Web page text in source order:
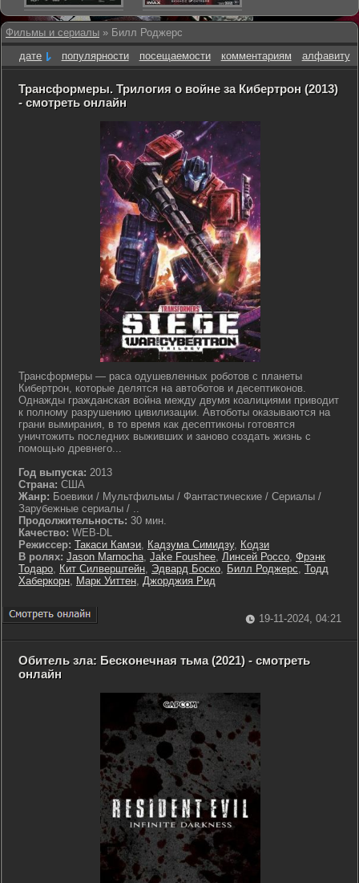
Фильмы и сериалы » Билл Роджерс
дате
популярности посещаемости комментариям алфавиту
Трансформеры. Трилогия о войне за Кибертрон (2013)
- смотреть онлайн
Трансформеры — раса одушевленных роботов с планеты
Кибертрон, которые делятся на автоботов и десептиконов.
Однажды гражданская война между двумя коалициями приводит
к полному разрушению цивилизации. Автоботы оказываются на
грани вымирания, в то время как десептиконы готовятся
уничтожить последних выживших и заново создать жизнь с
помощью древнего...
Год выпуска: 2013
Страна: США
Жанр: Боевики / Мультфильмы / Фантастические / Сериалы /
Зарубежные сериалы / ..
Продолжительность: 30 мин.
Качество: WEB-DL
Режиссер: Такаси Камэи, Кадзума Симидзу, Кодзи
В ролях: Jason Marnocha, Jake Foushee, Линсей Россо, Фрэнк
Тодаро, Кит Силверштейн, Эдвард Боско, Билл Роджерс, Тодд
Хаберкорн, Марк Уиттен, Джорджия Рид
19-11-2024, 04:21
Обитель зла: Бесконечная тьма (2021) - смотреть
онлайн